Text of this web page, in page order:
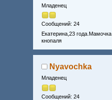
Младенец
Сообщений: 24
Екатерина,23 года.Мамочка
кнопаля
Nyavochka
Младенец
Сообщений: 24